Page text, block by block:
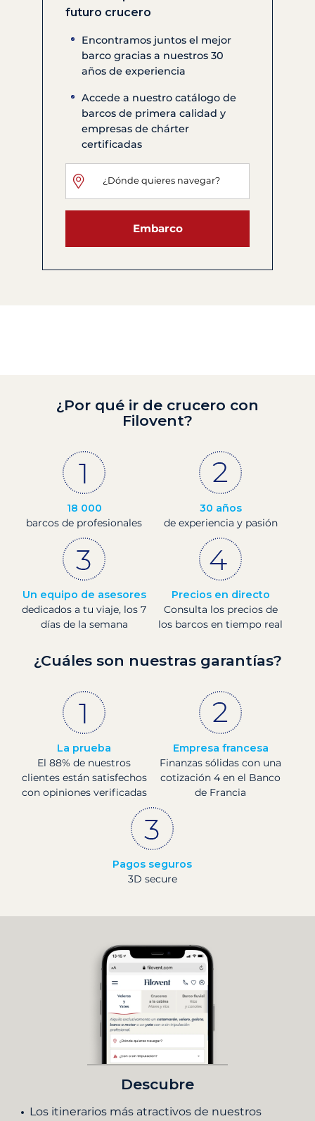
futuro crucero
Encontramos juntos el mejor
barco gracias a nuestros 30
años de experiencia
Accede a nuestro catálogo de
barcos de primera calidad y
empresas de chárter
certificadas
Embarco
¿Por qué ir de crucero con
Filovent?
18 000
barcos de profesionales
30 años
de experiencia y pasión
Un equipo de asesores
dedicados a tu viaje, los 7
días de la semana
Precios en directo
Consulta los precios de
los barcos en tiempo real
¿Cuáles son nuestras garantías?
La prueba
El 88% de nuestros
clientes están satisfechos
con opiniones verificadas
Empresa francesa
Finanzas sólidas con una
cotización 4 en el Banco
de Francia
Pagos seguros
3D secure
Descubre
Los itinerarios más atractivos de nuestros